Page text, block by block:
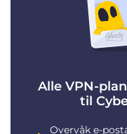
Alle VPN-
til
Overvåk e-